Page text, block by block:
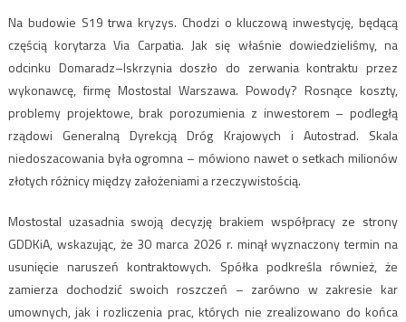
Na budowie S19 trwa kryzys. Chodzi o kluczową inwestycję, będącą
częścią korytarza Via Carpatia. Jak się właśnie dowiedzieliśmy, na
odcinku Domaradz–Iskrzynia doszło do zerwania kontraktu przez
wykonawcę, firmę Mostostal Warszawa. Powody? Rosnące koszty,
problemy projektowe, brak porozumienia z inwestorem – podległą
rządowi Generalną Dyrekcją Dróg Krajowych i Autostrad. Skala
niedoszacowania była ogromna – mówiono nawet o setkach milionów
złotych różnicy między założeniami a rzeczywistością.
Mostostal uzasadnia swoją decyzję brakiem współpracy ze strony
GDDKiA, wskazując, że 30 marca 2026 r. minął wyznaczony termin na
usunięcie naruszeń kontraktowych. Spółka podkreśla również, że
zamierza dochodzić swoich roszczeń – zarówno w zakresie kar
umownych, jak i rozliczenia prac, których nie zrealizowano do końca